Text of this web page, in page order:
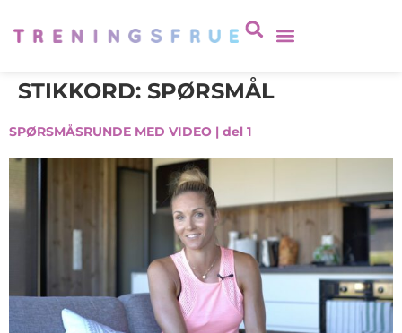
STIKKORD: SPØRSMÅL
SPØRSMÅSRUNDE MED VIDEO | del 1